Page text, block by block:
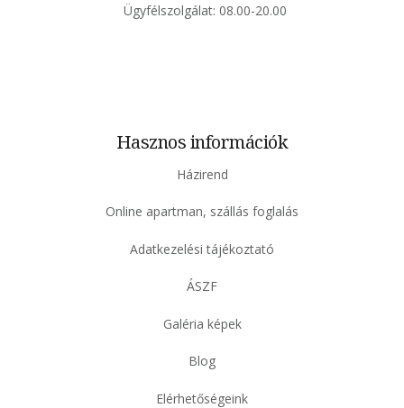
Ügyfélszolgálat: 08.00-20.00
Hasznos információk
Házirend
Online apartman, szállás foglalás
Adatkezelési tájékoztató
ÁSZF
Galéria képek
Blog
Elérhetőségeink